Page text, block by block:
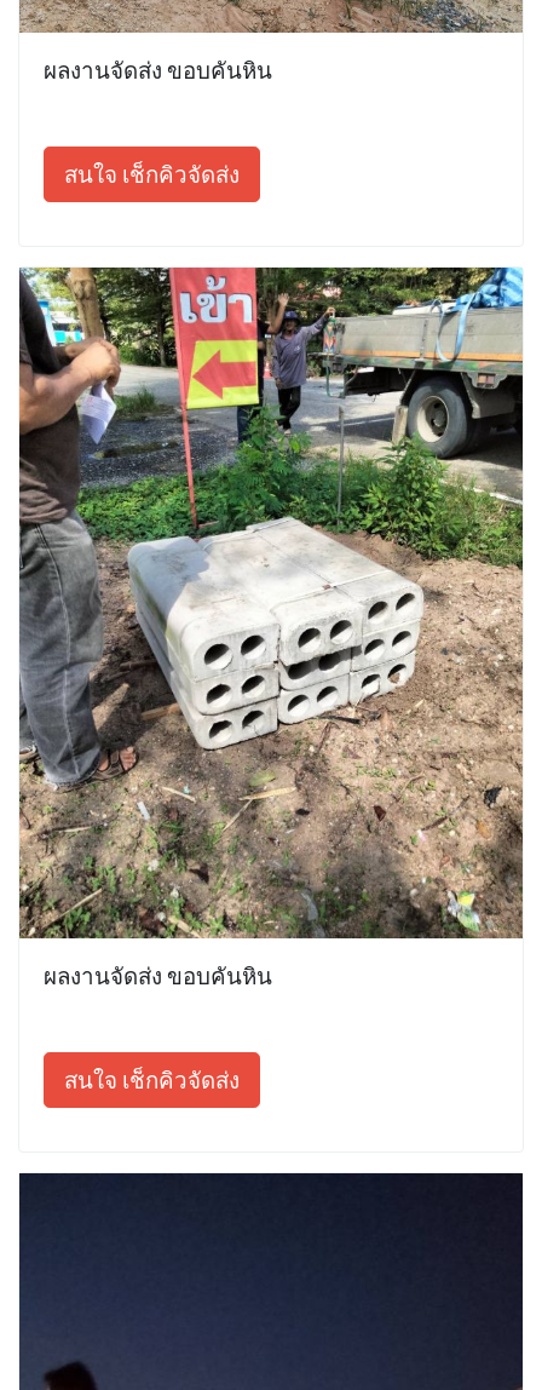
ผลงานจัดส่ง ขอบคันหิน
สนใจ เช็กคิวจัดส่ง
ผลงานจัดส่ง ขอบคันหิน
สนใจ เช็กคิวจัดส่ง